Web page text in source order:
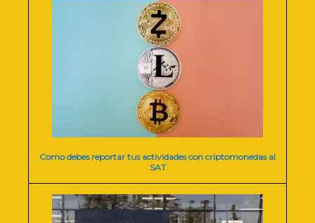
Como debes reportar tus actividades con criptomonedas al
SAT